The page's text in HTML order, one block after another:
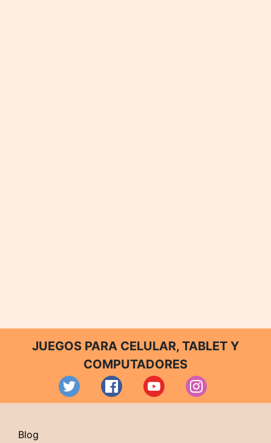
JUEGOS PARA CELULAR, TABLET Y
COMPUTADORES
Blog